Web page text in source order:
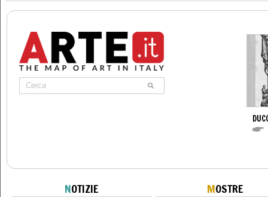
NOTIZIE MOSTRE